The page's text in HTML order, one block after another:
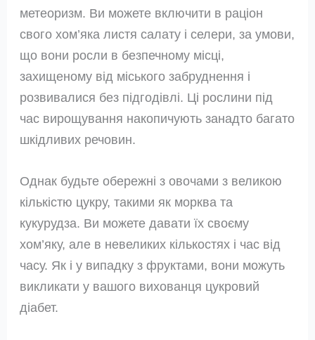
метеоризм. Ви можете включити в раціон
свого хом’яка листя салату і селери, за умови,
що вони росли в безпечному місці,
захищеному від міського забруднення і
розвивалися без підгодівлі. Ці рослини під
час вирощування накопичують занадто багато
шкідливих речовин.
Однак будьте обережні з овочами з великою
кількістю цукру, такими як морква та
кукурудза. Ви можете давати їх своєму
хом’яку, але в невеликих кількостях і час від
часу. Як і у випадку з фруктами, вони можуть
викликати у вашого вихованця цукровий
діабет.